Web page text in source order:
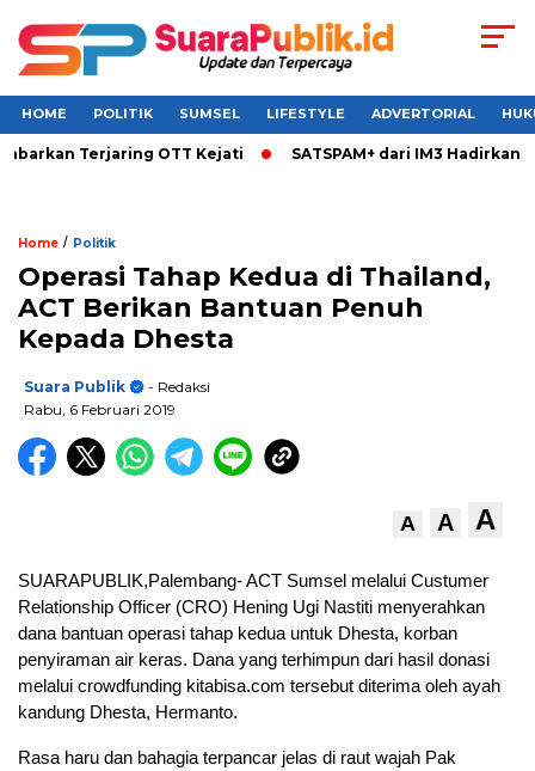
HOME POLITIK SUMSEL LIFESTYLE ADVERTORIAL
Terjaring OTT Kejati SATSPAM+ dari IM3 Hadirkan
Home / Politik
Operasi Tahap Kedua di Thailand,
ACT Berikan Bantuan Penuh
Kepada Dhesta
Suara Publik
- Redaksi
Rabu, 6 Februari 2019
A A A
SUARAPUBLIK,Palembang- ACT Sumsel melalui Custumer
Relationship Officer (CRO) Hening Ugi Nastiti menyerahkan
dana bantuan operasi tahap kedua untuk Dhesta, korban
penyiraman air keras. Dana yang terhimpun dari hasil donasi
melalui crowdfunding kitabisa.com tersebut diterima oleh ayah
kandung Dhesta, Hermanto.
Rasa haru dan bahagia terpancar jelas di raut wajah Pak